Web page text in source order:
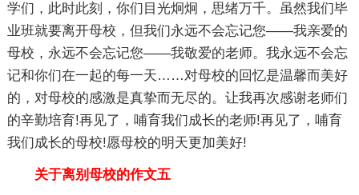
学们，此时此刻，你们目光炯炯，思绪万千。虽然我们毕
业班就要离开母校，但我们永远不会忘记您――我亲爱的
母校，永远不会忘记您――我敬爱的老师。我永远不会忘
记和你们在一起的每一天……对母校的回忆是温馨而美好
的，对母校的感激是真挚而无尽的。让我再次感谢老师们
的辛勤培育!再见了，哺育我们成长的老师!再见了，哺育
我们成长的母校!愿母校的明天更加美好!
关于离别母校的作文五